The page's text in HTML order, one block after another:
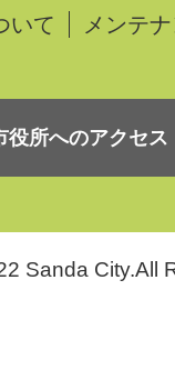
いて
メンテ
役所へのアクセス
Sanda City.All